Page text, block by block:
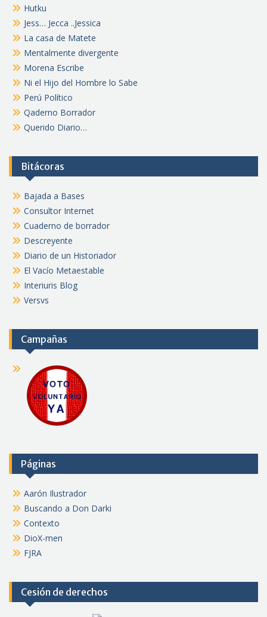
Hutku
Jess… Jecca ..Jessica
La casa de Matete
Mentalmente divergente
Morena Escribe
Ni el Hijo del Hombre lo Sabe
Perú Político
Qaderno Borrador
Querido Diario…
Bitácoras
Bajada a Bases
Consultor Internet
Cuaderno de borrador
Descreyente
Diario de un Historiador
El Vacío Metaestable
Interiuris Blog
Versvs
Campañas
Páginas
Aarón Ilustrador
Buscando a Don Darki
Contexto
DioX-men
FJRA
Cesión de derechos